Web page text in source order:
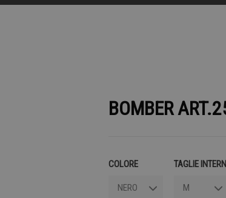
BOMBER
COLORE TAGLIE